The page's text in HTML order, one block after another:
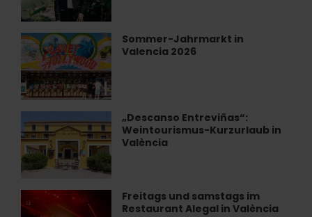
Club,
der
eklektischsten
Location
Valencias
Sommer-Jahrmarkt in
Valencia 2026
Sommer-
Jahrmarkt
in
Valencia
2026
„Descanso Entreviñas“:
Weintourismus-Kurzurlaub in
València
„Descanso
Entreviñas“:
Weintourismus-
Kurzurlaub
in
València
Freitags und samstags im
Restaurant Alegal in València
Freitags
und